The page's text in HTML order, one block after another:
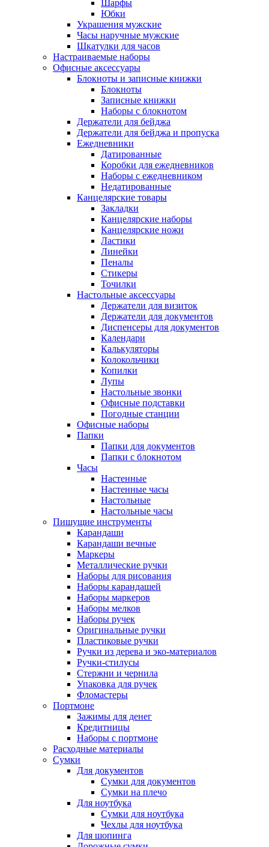
Шарфы
Юбки
Украшения мужские
Часы наручные мужские
Шкатулки для часов
Настраиваемые наборы
Офисные аксессуары
Блокноты и записные книжки
Блокноты
Записные книжки
Наборы с блокнотом
Держатели для бейджа
Держатели для бейджа и пропуска
Ежедневники
Датированные
Коробки для ежедневников
Наборы с ежедневником
Недатированные
Канцелярские товары
Закладки
Канцелярские наборы
Канцелярские ножи
Ластики
Линейки
Пеналы
Стикеры
Точилки
Настольные аксессуары
Держатели для визиток
Держатели для документов
Диспенсеры для документов
Календари
Калькуляторы
Колокольчики
Копилки
Лупы
Настольные звонки
Офисные подставки
Погодные станции
Офисные наборы
Папки
Папки для документов
Папки с блокнотом
Часы
Настенные
Настенные часы
Настольные
Настольные часы
Пишущие инструменты
Карандаши
Карандаши вечные
Маркеры
Металлические ручки
Наборы для рисования
Наборы карандашей
Наборы маркеров
Наборы мелков
Наборы ручек
Оригинальные ручки
Пластиковые ручки
Ручки из дерева и эко-материалов
Ручки-стилусы
Стержни и чернила
Упаковка для ручек
Фломастеры
Портмоне
Зажимы для денег
Кредитницы
Наборы с портмоне
Расходные материалы
Сумки
Для документов
Сумки для документов
Сумки на плечо
Для ноутбука
Сумки для ноутбука
Чехлы для ноутбука
Для шопинга